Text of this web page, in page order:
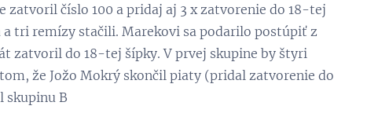
číslo 100 a pridaj aj 3 x zatvorenie do 18-tej
tri remízy stačili. Marekovi sa podarilo postúpiť z
zatvoril do 18-tej šípky. V prvej skupine by štyri
že Jožo Mokrý skončil piaty (pridal zatvorenie do
skupinu B